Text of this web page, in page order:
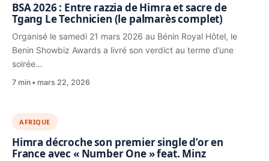
BSA 2026 : Entre razzia de Himra et sacre de
Tgang Le Technicien (le palmarès complet)
Organisé le samedi 21 mars 2026 au Bénin Royal Hôtel, le
Benin Showbiz Awards a livré son verdict au terme d’une
soirée…
7 min mars 22, 2026
AFRIQUE
Himra décroche son premier single d’or en
France avec « Number One » feat. Minz